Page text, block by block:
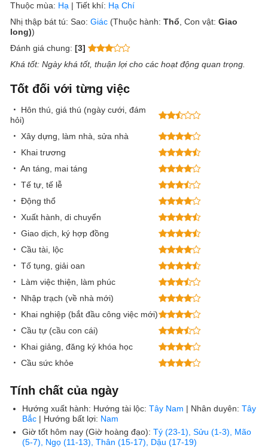
Thuộc mùa: Hạ |Tiết khí: Hạ Chí
Nhị thập bát tú: Sao:Giác (Thuộc hành:Thổ, Con vật:Giao
long))
Đánh giá chung: [3]
Khá tốt: Ngày khá tốt, thuận lợi cho các hoạt động quan trọng.
Tốt đối với từng việc
Hôn thú, giá thú (ngày cưới, đám
hỏi)
Xây dựng, làm nhà, sửa nhà
Khai trương
An táng, mai táng
Tế tự, tế lễ
Động thổ
Xuất hành, di chuyển
Giao dịch, ký hợp đồng
Cầu tài, lộc
Tố tụng, giải oan
Làm việc thiện, làm phúc
Nhập trạch (về nhà mới)
Khai nghiệp (bắt đầu công việc mới)
Cầu tự (cầu con cái)
Khai giảng, đăng ký khóa học
Cầu sức khỏe
Tính chất của ngày
Hướng xuất hành: Hướng tài lộc:Tây Nam | Nhân duyên:Tây
Bắc | Hướng bất lợi: Nam
Giờ tốt hôm nay (Giờ hoàng đạo): Tý (23-1), Sửu (1-3), Mão
(5-7), Ngọ (11-13), Thân (15-17), Dậu (17-19)